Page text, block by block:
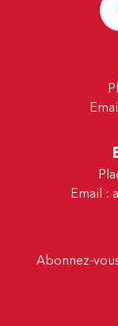
Email :
Abonnez-